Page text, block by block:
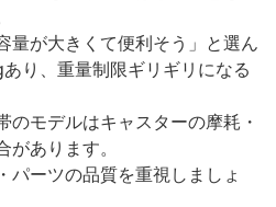
量が大きくて便利そう」と選ん
り、重量制限ギリギリになる
のモデルはキャスターの摩耗・
あります。
パーツの品質を重視しましょ